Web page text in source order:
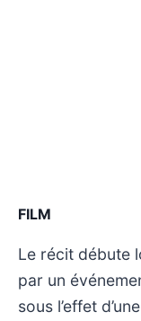
FILM
Le récit débute
par un
sous l’effet